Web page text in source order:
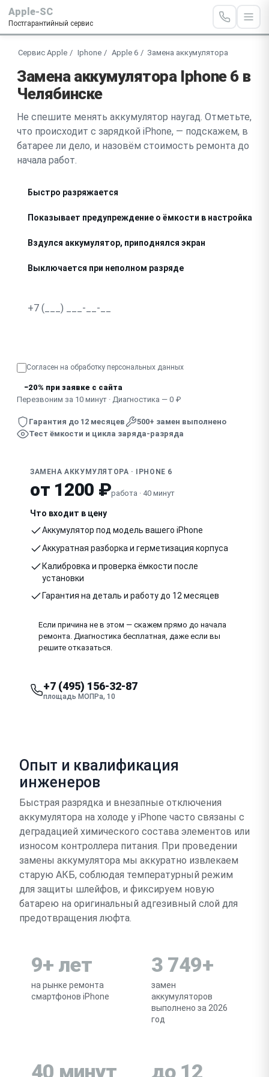
Apple-SC
Постгарантийный сервис
Сервис Apple Iphone Apple 6 Замена аккумулятора
Замена аккумулятора Iphone 6 в
Челябинске
Не спешите менять аккумулятор наугад. Отметьте,
что происходит с зарядкой iPhone, — подскажем, в
батарее ли дело, и назовём стоимость ремонта до
начала работ.
Быстро разряжается
Показывает предупреждение о ёмкости в настройках
Вздулся аккумулятор, приподнялся экран
Выключается при неполном разряде
Согласен на обработку персональных данных
−20% при заявке с сайта
Перезвоним за 10 минут · Диагностика — 0 ₽
Гарантия до 12 месяцев
500+ замен выполнено
Тест ёмкости и цикла заряда-разряда
ЗАМЕНА АККУМУЛЯТОРА · IPHONE 6
от 1200 ₽работа · 40 минут
Что входит в цену
Аккумулятор под модель вашего iPhone
Аккуратная разборка и герметизация корпуса
Калибровка и проверка ёмкости после
установки
Гарантия на деталь и работу до 12 месяцев
Если причина не в этом — скажем прямо до начала
ремонта. Диагностика бесплатная, даже если вы
решите отказаться.
+7 (495) 156-32-87
площадь МОПРа, 10
Опыт и квалификация
инженеров
Быстрая разрядка и внезапные отключения
аккумулятора на холоде у iPhone часто связаны с
деградацией химического состава элементов или
износом контроллера питания. При проведении
замены аккумулятора мы аккуратно извлекаем
старую АКБ, соблюдая температурный режим
для защиты шлейфов, и фиксируем новую
батарею на оригинальный адгезивный слой для
предотвращения люфта.
9+ лет
на рынке ремонта
смартфонов iPhone
3 749+
замен
аккумуляторов
выполнено за 2026
год
40 минут до 12